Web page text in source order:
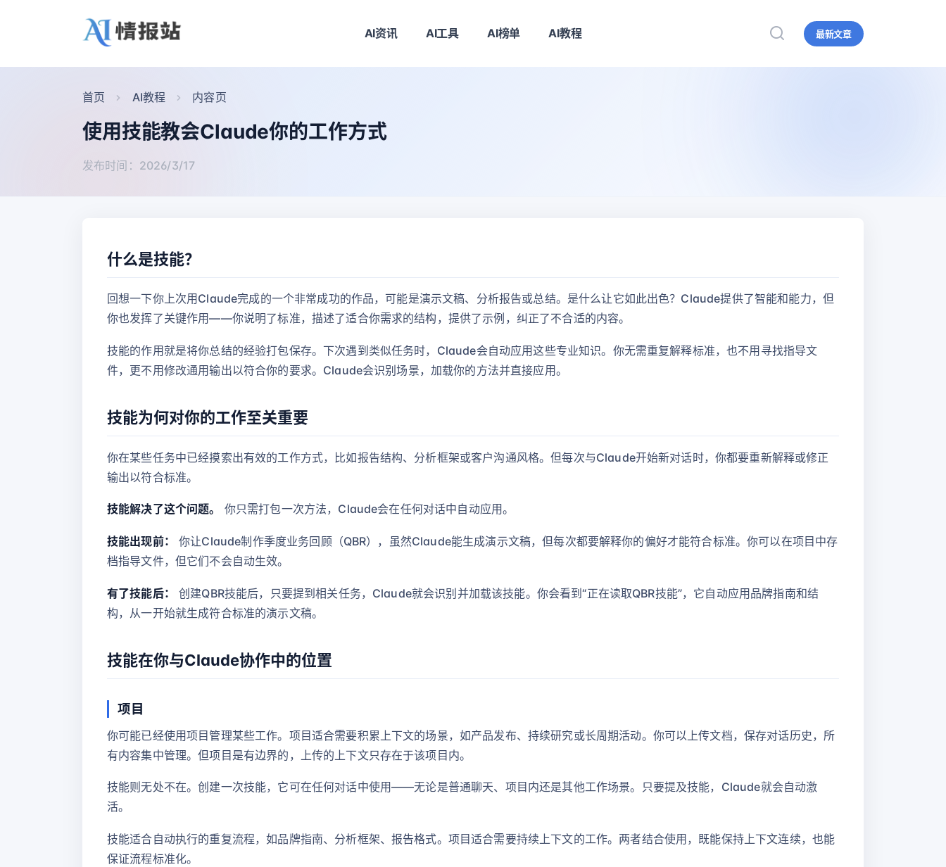
AI资讯 AI工具 AI榜单 AI教程 最新文章
首页 AI教程 内容页
使用技能教会Claude你的工作方式
发布时间：2026/3/17
什么是技能？
回想一下你上次用Claude完成的一个非常成功的作品，可能是演示文稿、分析报告或总结。是什么让它如此出色？Claude提供了智能和能力，但
你也发挥了关键作用——你说明了标准，描述了适合你需求的结构，提供了示例，纠正了不合适的内容。
技能的作用就是将你总结的经验打包保存。下次遇到类似任务时，Claude会自动应用这些专业知识。你无需重复解释标准，也不用寻找指导文
件，更不用修改通用输出以符合你的要求。Claude会识别场景，加载你的方法并直接应用。
技能为何对你的工作至关重要
你在某些任务中已经摸索出有效的工作方式，比如报告结构、分析框架或客户沟通风格。但每次与Claude开始新对话时，你都要重新解释或修正
输出以符合标准。
技能解决了这个问题。 你只需打包一次方法，Claude会在任何对话中自动应用。
技能出现前：
你让Claude制作季度业务回顾（QBR），虽然Claude能生成演示文稿，但每次都要解释你的偏好才能符合标准。你可以在项目中存
档指导文件，但它们不会自动生效。
有了技能后：
创建QBR技能后，只要提到相关任务，Claude就会识别并加载该技能。你会看到“正在读取QBR技能”，它自动应用品牌指南和结
构，从一开始就生成符合标准的演示文稿。
技能在你与Claude协作中的位置
项目
你可能已经使用项目管理某些工作。项目适合需要积累上下文的场景，如产品发布、持续研究或长周期活动。你可以上传文档，保存对话历史，所
有内容集中管理。但项目是有边界的，上传的上下文只存在于该项目内。
技能则无处不在。创建一次技能，它可在任何对话中使用——无论是普通聊天、项目内还是其他工作场景。只要提及技能，Claude就会自动激
活。
技能适合自动执行的重复流程，如品牌指南、分析框架、报告格式。项目适合需要持续上下文的工作。两者结合使用，既能保持上下文连续，也能
保证流程标准化。